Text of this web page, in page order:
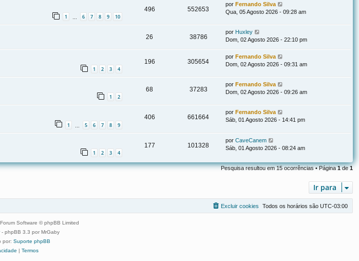
1 … 6 7 8 9 10
496 552653
por Fernando Silva
Qua, 05 Agosto 2026 - 09:28 am
26 38786
por Huxley
Dom, 02 Agosto 2026 - 22:10 pm
1 2 3 4
196 305654
por Fernando Silva
Dom, 02 Agosto 2026 - 09:31 am
1 2
68 37283
por Fernando Silva
Dom, 02 Agosto 2026 - 09:26 am
1 5 6 7 8 9
406 661664
por Fernando Silva
Sáb, 01 Agosto 2026 - 14:41 pm
1 2 3 4
177 101328
por CaveCanem
Sáb, 01 Agosto 2026 - 08:24 am
Pesquisa resultou em 15 ocorrências • Página1de1
Ir para
Todos os horários são UTC-03:00
Excluir cookies
Software © phpBB Limited
- phpBB 3.3 por MrGaby
por: Suporte phpBB
| Termos